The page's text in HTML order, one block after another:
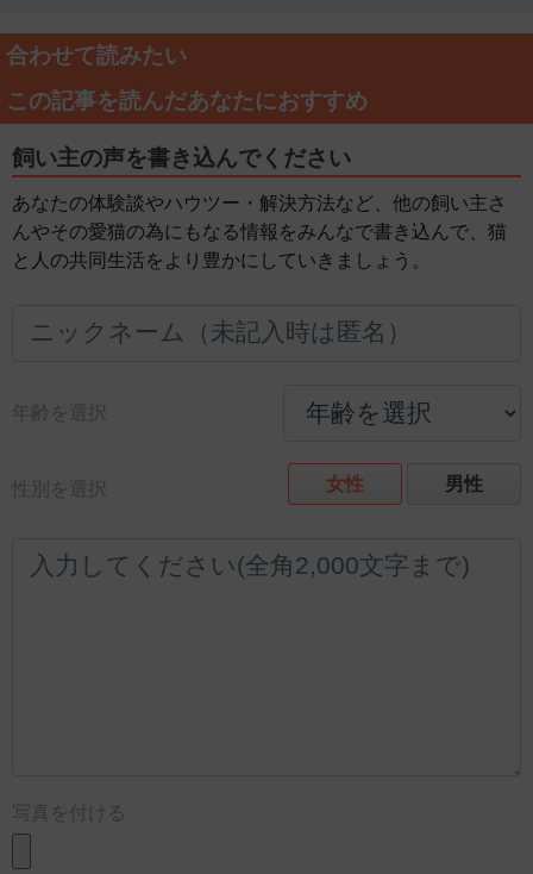
合わせて読みたい
この記事を読んだあなたにおすすめ
飼い主の声を書き込んでください
あなたの体験談やハウツー・解決方法など、他の飼い主さ
んやその愛猫の為にもなる情報をみんなで書き込んで、猫
と人の共同生活をより豊かにしていきましょう。
年齢を選択
性別を選択 女性 男性
写真を付ける